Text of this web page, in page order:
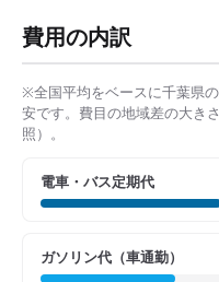
費用の内訳
※全国平均をベースに千葉県
安です。費目の地域差の大き
照）。
電車・バス定期代
ガソリン代（車通勤）